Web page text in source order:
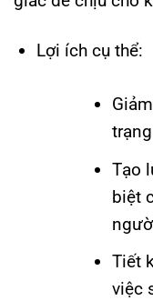
Lợi ích cụ thể:
Tạo
biệt
Tiết
việc